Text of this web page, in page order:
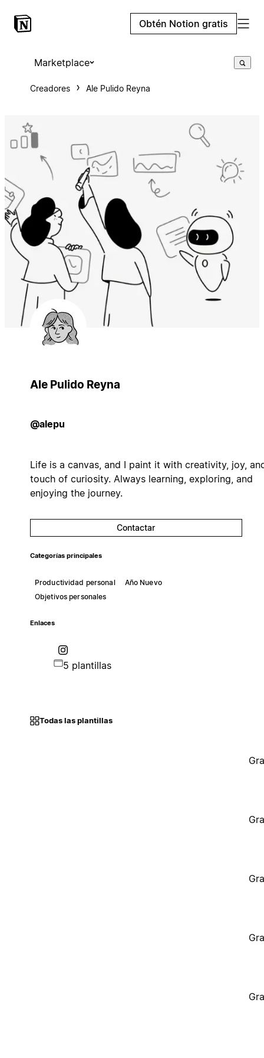
Obtén Notion gratis
Marketplace
Creadores Ale Pulido Reyna
Ale Pulido Reyna
@alepu
Life is a canvas, and I paint it with creativity, joy,
touch of curiosity. Always learning, exploring, and
enjoying the journey.
Contactar
Categorías principales
Productividad personal
Año Nuevo
Objetivos personales
Enlaces
5 plantillas
Todas las plantillas